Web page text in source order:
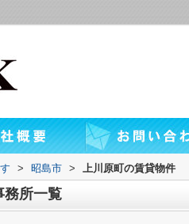
> 昭島市 > 上川原町の賃貸物件
務所一覧